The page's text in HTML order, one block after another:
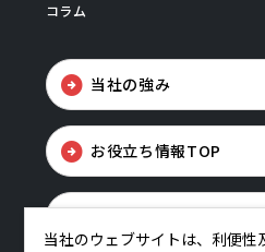
コラム
当社の強み
お役立ち情報TOP
当社のウェブサイトは、利便